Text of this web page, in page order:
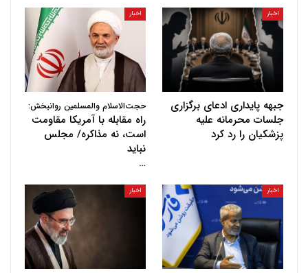
اخبار
جبهه پایداری ادعای برگزاری
جلسات محرمانه علیه
پزشکیان را رد کرد
اخبار
حجت‌الاسلام والمسلمین روانبخش:
راه مقابله با آمریکا مقاومت
است، نه مذاکره/ مجلس
نباید
…
اخبار اخبار